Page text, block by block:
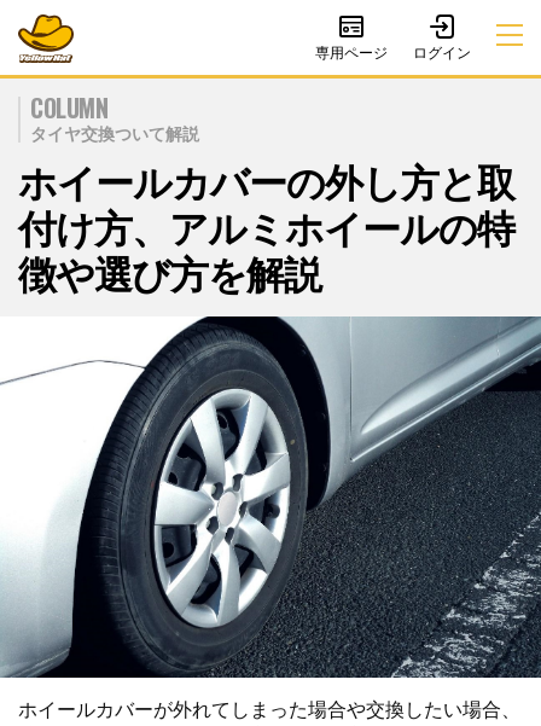
専用ページ
COLUMN
タイヤ交換ついて解説
ホイールカバーの外し方と取
付け方、アルミホイールの特
徴や選び方を解説
ホイールカバーが外れてしまった場合や交換したい場合、